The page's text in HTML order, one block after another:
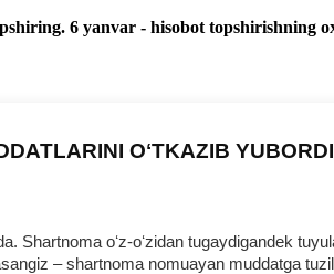
6 yanvar - hisobot topshirishning
OʻTKAZIB
Shartnoma oʻz-oʻzidan tugaydigandek
– shartnoma nomuayan muddatga